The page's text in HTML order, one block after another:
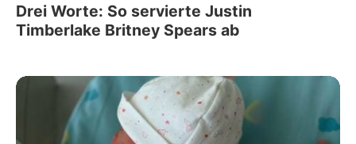
Drei Worte: So servierte Justin
Timberlake Britney Spears ab